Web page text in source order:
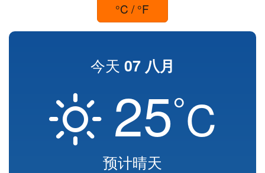
°C / °F
今天 07 八月
25°C
预计晴天